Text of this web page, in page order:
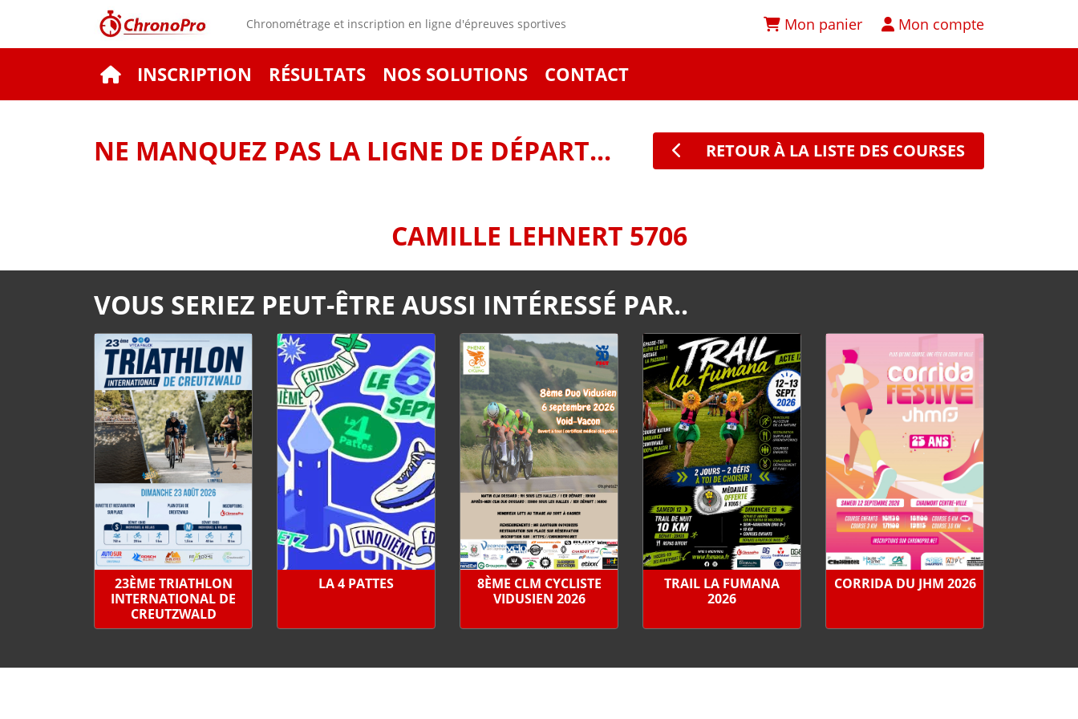
Chronométrage et inscription en ligne d'épreuves sportives Mon panier Mon compte
INSCRIPTION RÉSULTATS NOS SOLUTIONS CONTACT
NE MANQUEZ PAS LA LIGNE DE DÉPART... RETOUR À LA LISTE DES COURSES
CAMILLE LEHNERT 5706
VOUS SERIEZ PEUT-ÊTRE AUSSI INTÉRESSÉ PAR..
23ÈME TRIATHLON
INTERNATIONAL DE
CREUTZWALD
LA 4 PATTES
8ÈME CLM CYCLISTE
VIDUSIEN 2026
TRAIL LA FUMANA
2026
CORRIDA DU JHM 2026